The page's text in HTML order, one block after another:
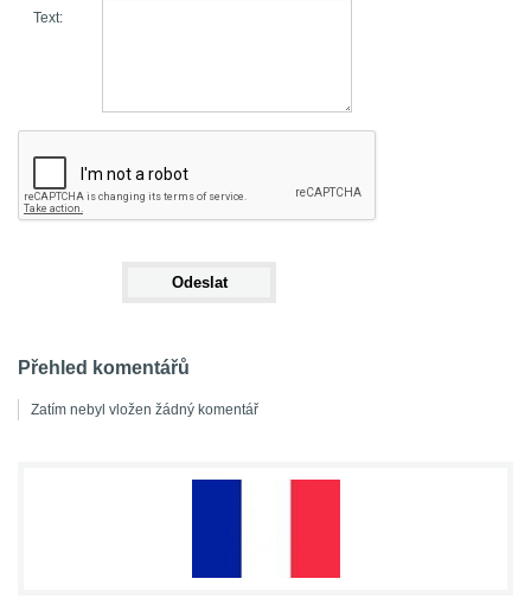
Text:
Přehled komentářů
Zatím nebyl vložen žádný komentář